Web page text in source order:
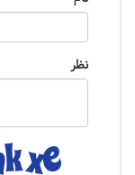
نظر